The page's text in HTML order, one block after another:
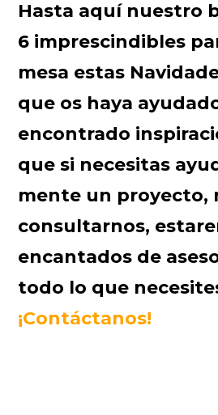
Hasta aquí nuestro
6 imprescindibles
mesa estas
que os haya
encontrado
que si necesitas
mente un proyecto,
consultarnos,
encantados de
todo lo que
¡Contáctanos!